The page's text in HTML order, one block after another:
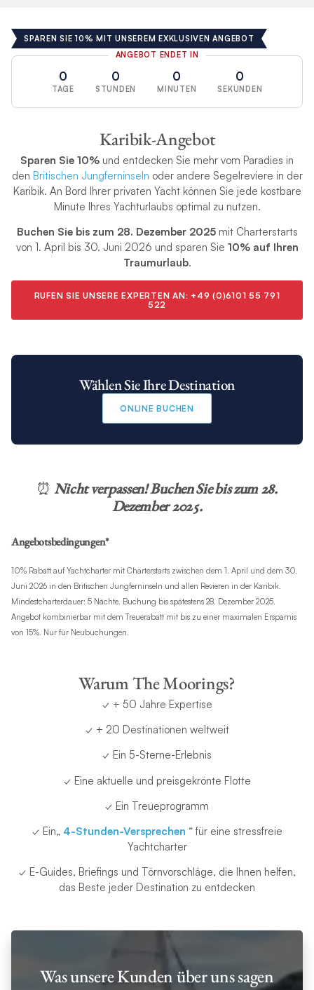
SPAREN SIE 10% MIT UNSEREM EXKLUSIVEN ANGEBOT
ANGEBOT ENDET IN
0
TAGE
0
STUNDEN
0
MINUTEN
0
SEKUNDEN
Karibik-Angebot
Sparen Sie 10% und entdecken Sie mehr vom Paradies in
den Britischen Jungferninseln oder andere Segelreviere in der
Karibik. An Bord Ihrer privaten Yacht können Sie jede kostbare
Minute Ihres Yachturlaubs optimal zu nutzen.
Buchen Sie bis zum 28. Dezember 2025mit Charterstarts
von 1. April bis 30. Juni 2026 und sparen Sie 10% auf Ihren
Traumurlaub.
RUFEN SIE UNSERE EXPERTEN AN: +49 (0)6101 55 791
522
Wählen Sie Ihre Destination
ONLINE BUCHEN
⏰ Nicht verpassen! Buchen Sie bis zum 28.
Dezember 2025.
Angebotsbedingungen*
10% Rabatt auf Yachtcharter mit Charterstarts zwischen dem 1. April und dem 30.
Juni 2026 in den Britischen Jungferninseln und allen Revieren in der Karibik.
Mindestcharterdauer: 5 Nächte. Buchung bis spätestens 28. Dezember 2025.
Angebot kombinierbar mit dem Treuerabatt mit bis zu einer maximalen Ersparnis
von 15%. Nur für Neubuchungen.
Warum The Moorings?
✓ + 50 Jahre Expertise
✓ + 20 Destinationen weltweit
✓ Ein 5-Sterne-Erlebnis
✓ Eine aktuelle und preisgekrönte Flotte
✓ Ein Treueprogramm
✓ Ein„4-Stunden-Versprechen “ für eine stressfreie
Yachtcharter
✓ E-Guides, Briefings und Törnvorschläge, die Ihnen helfen,
das Beste jeder Destination zu entdecken
Was unsere Kunden über uns sagen